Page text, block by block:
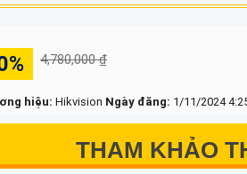
4,780,000 ₫
hiệu: Hikvision Ngày đăng: 1/11/2024
THAM KHẢO